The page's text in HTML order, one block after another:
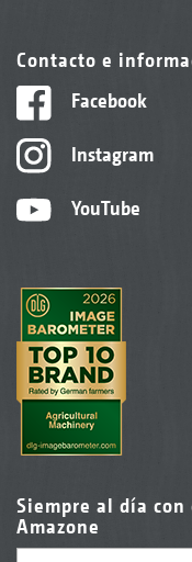
Contacto e
Facebook
Instagram
YouTube
Siempre al día
Amazone